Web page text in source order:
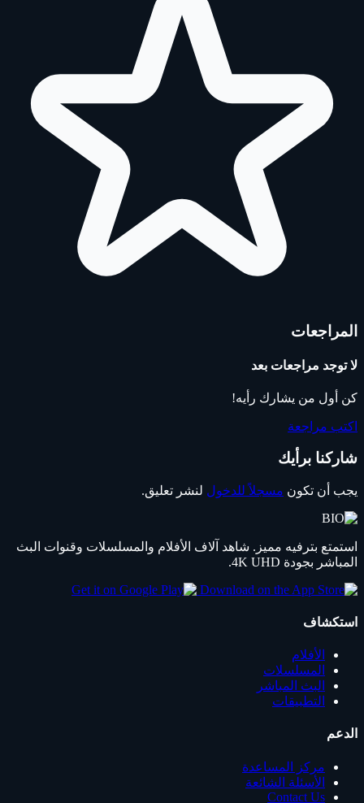
المراجعات
لا توجد مراجعات بعد
كن أول من يشارك رأيه!
اكتب مراجعة
شاركنا برأيك
يجب أن تكون مسجلاً للدخول لنشر تعليق.
استمتع بترفيه مميز. شاهد آلاف الأفلام والمسلسلات وقنوات البث
المباشر بجودة 4K UHD.
استكشاف
الأفلام
المسلسلات
البث المباشر
التطبيقات
الدعم
مركز المساعدة
الأسئلة الشائعة
Contact Us